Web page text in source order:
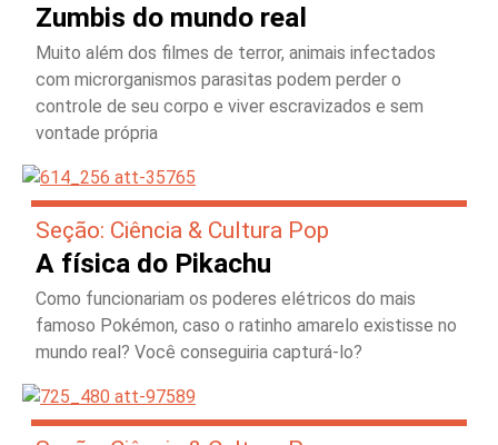
Zumbis do mundo real
Muito além dos filmes de terror, animais infectados
com microrganismos parasitas podem perder o
controle de seu corpo e viver escravizados e sem
vontade própria
Seção: Ciência & Cultura Pop
A física do Pikachu
Como funcionariam os poderes elétricos do mais
famoso Pokémon, caso o ratinho amarelo existisse no
mundo real? Você conseguiria capturá-lo?